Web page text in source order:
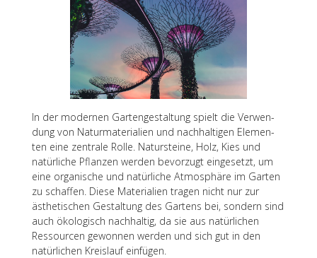
In der moder­nen Garten­ge­stal­tung spielt die Verwen­
dung von Natur­ma­te­ria­lien und nach­hal­ti­gen Elemen­
ten eine zentrale Rolle. Natur­steine, Holz, Kies und
natür­li­che Pflan­zen werden bevor­zugt einge­setzt, um
eine orga­ni­sche und natür­li­che Atmo­sphäre im Garten
zu schaf­fen. Diese Mate­ria­lien tragen nicht nur zur
ästhe­ti­schen Gestal­tung des Gartens bei, sondern sind
auch ökolo­gisch nach­hal­tig, da sie aus natür­li­chen
Ressour­cen gewon­nen werden und sich gut in den
natür­li­chen Kreis­lauf einfügen.